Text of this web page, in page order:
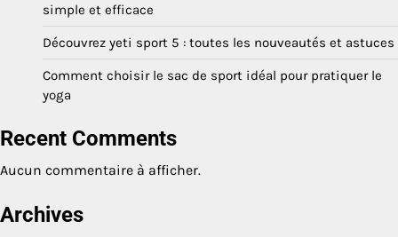
simple et efficace
Découvrez yeti sport 5 : toutes les nouveautés et astuces
Comment choisir le sac de sport idéal pour pratiquer le
yoga
Recent Comments
Aucun commentaire à afficher.
Archives